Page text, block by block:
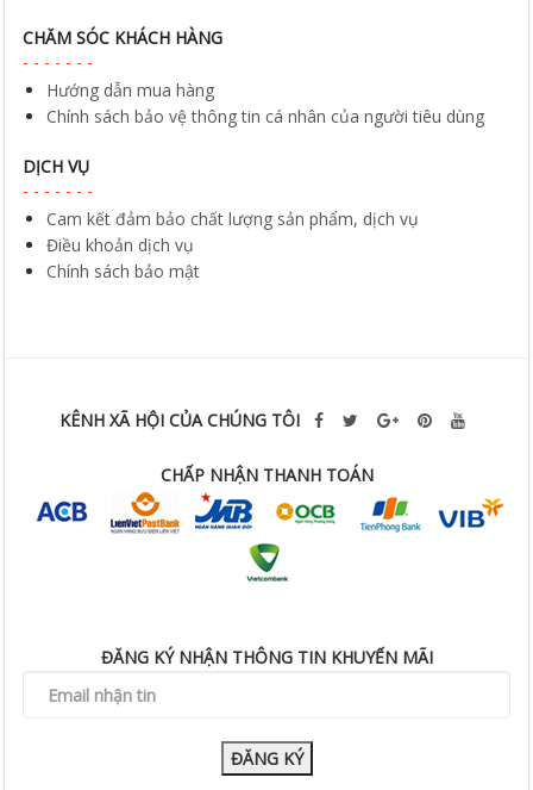
CHĂM SÓC KHÁCH HÀNG
Hướng dẫn mua hàng
Chính sách bảo vệ thông tin cá nhân của người tiêu dùng
DỊCH VỤ
Cam kết đảm bảo chất lượng sản phẩm, dịch vụ
Điều khoản dịch vụ
Chính sách bảo mật
KÊNH XÃ HỘI CỦA CHÚNG TÔI
CHẤP NHẬN THANH TOÁN
ĐĂNG KÝ NHẬN THÔNG TIN KHUYẾN MÃI
ĐĂNG KÝ